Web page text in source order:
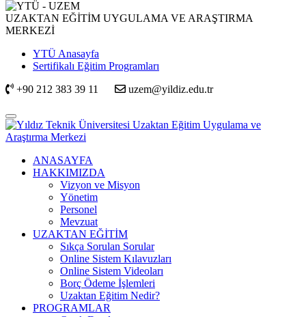
UZAKTAN EĞİTİM UYGULAMA VE ARAŞTIRMA
MERKEZİ
YTÜ Anasayfa
Sertifikalı Eğitim Programları
+90 212 383 39 11
uzem@yildiz.edu.tr
ANASAYFA
HAKKIMIZDA
Vizyon ve Misyon
Yönetim
Personel
Mevzuat
UZAKTAN EĞİTİM
Sıkça Sorulan Sorular
Online Sistem Kılavuzları
Online Sistem Videoları
Borç Ödeme İşlemleri
Uzaktan Eğitim Nedir?
PROGRAMLAR